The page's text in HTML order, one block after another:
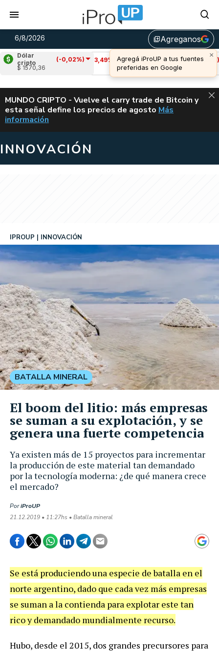
6/8/2026 library_addAgreganos
Dólar
cripto
(-0,02%)
$ 1570,36
Cardano (-3,49%)
u$s 0,19
Avalanche (-4,25%)
u$s 6,42
ALERTA
MUNDO CRIPTO - Vuelve el carry trade de Bitcoin y
esta señal define los precios de agosto VUELVE EL
Más
información
INNOVACIÓN
Ya existen más de 15 proyectos para incrementar
la producción de este material tan demandado
por la tecnología moderna: ¿de qué manera crece
el mercado?
IPROUP INNOVACIÓN
PoriProUP
21.12.2019 • 11:27hs • Batalla mineral
BATALLA MINERAL
El boom del litio: más empresas
se suman a su explotación, y se
genera una fuerte competencia
Se está produciendo una especie de batalla en el
norte argentino, dado que cada vez más empresas
se suman a la contienda para explotar este tan
rico y demandado mundialmente recurso.
Hubo, desde el 2015, dos grandes precursores para